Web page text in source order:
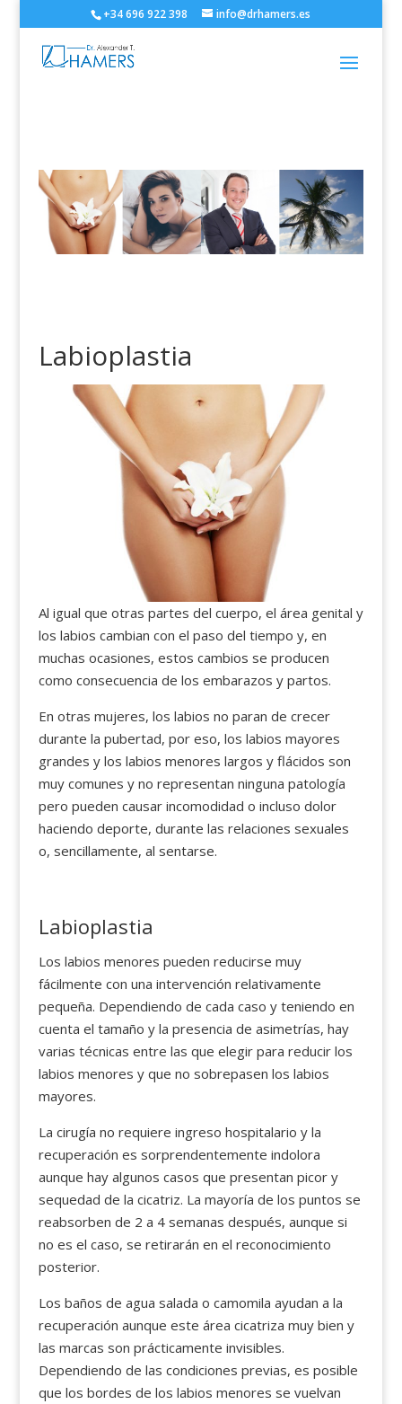
+34 696 922 398 info@drhamers.es
Labioplastia
Al igual que otras partes del cuerpo, el área genital y
los labios cambian con el paso del tiempo y, en
muchas ocasiones, estos cambios se producen
como consecuencia de los embarazos y partos.
En otras mujeres, los labios no paran de crecer
durante la pubertad, por eso, los labios mayores
grandes y los labios menores largos y flácidos son
muy comunes y no representan ninguna patología
pero pueden causar incomodidad o incluso dolor
haciendo deporte, durante las relaciones sexuales
o, sencillamente, al sentarse.
Labioplastia
Los labios menores pueden reducirse muy
fácilmente con una intervención relativamente
pequeña. Dependiendo de cada caso y teniendo en
cuenta el tamaño y la presencia de asimetrías, hay
varias técnicas entre las que elegir para reducir los
labios menores y que no sobrepasen los labios
mayores.
La cirugía no requiere ingreso hospitalario y la
recuperación es sorprendentemente indolora
aunque hay algunos casos que presentan picor y
sequedad de la cicatriz. La mayoría de los puntos se
reabsorben de 2 a 4 semanas después, aunque si
no es el caso, se retirarán en el reconocimiento
posterior.
Los baños de agua salada o camomila ayudan a la
recuperación aunque este área cicatriza muy bien y
las marcas son prácticamente invisibles.
Dependiendo de las condiciones previas, es posible
que los bordes de los labios menores se vuelvan